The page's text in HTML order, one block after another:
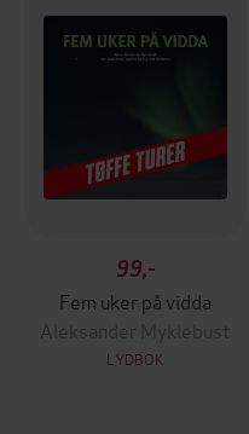
99,-
Fem uker på vidda
Aleksander Myklebust
LYDBOK